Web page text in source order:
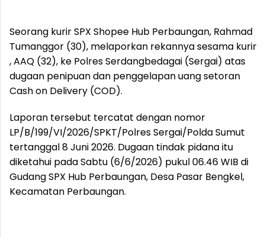
Seorang kurir SPX Shopee Hub Perbaungan, Rahmad
Tumanggor (30), melaporkan rekannya sesama kurir
, AAQ (32), ke Polres Serdangbedagai (Sergai) atas
dugaan penipuan dan penggelapan uang setoran
Cash on Delivery (COD).
Laporan tersebut tercatat dengan nomor
LP/B/199/VI/2026/SPKT/Polres Sergai/Polda Sumut
tertanggal 8 Juni 2026. Dugaan tindak pidana itu
diketahui pada Sabtu (6/6/2026) pukul 06.46 WIB di
Gudang SPX Hub Perbaungan, Desa Pasar Bengkel,
Kecamatan Perbaungan.